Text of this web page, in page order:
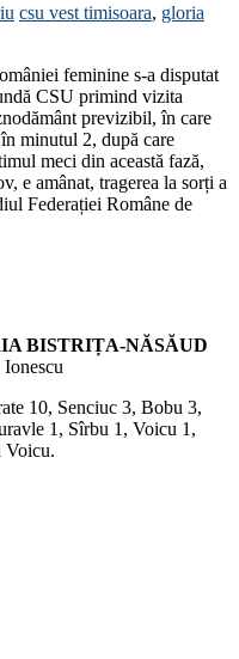
csu vest timisoara, gloria
feminine s-a disputat
CSU primind vizita
previzibil, în care
minutul 2, după care
meci din această fază,
e amânat, tragerea la sorți a
Federației Române de
BISTRIȚA-NĂSĂUD
10, Senciuc 3, Bobu 3,
1, Sîrbu 1, Voicu 1,
Voicu.